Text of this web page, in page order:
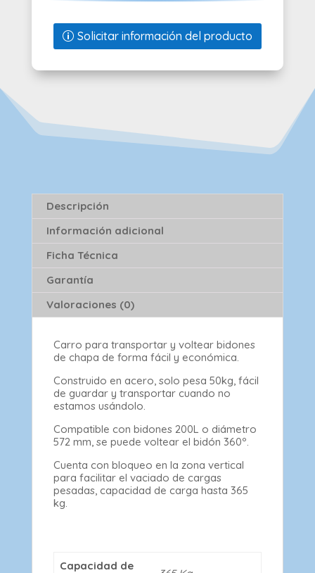
Solicitar información del producto
Descripción
Información adicional
Ficha Técnica
Garantía
Valoraciones (0)
Carro para transportar y voltear bidones
de chapa de forma fácil y económica.
Construido en acero, solo pesa 50kg, fácil
de guardar y transportar cuando no
estamos usándolo.
Compatible con bidones 200L o diámetro
572 mm, se puede voltear el bidón 360º.
Cuenta con bloqueo en la zona vertical
para facilitar el vaciado de cargas
pesadas, capacidad de carga hasta 365
kg.
Capacidad de